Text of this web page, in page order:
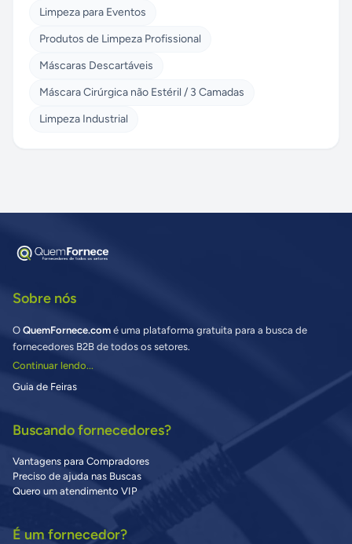
Limpeza para Eventos
Produtos de Limpeza Profissional
Máscaras Descartáveis
Máscara Cirúrgica não Estéril / 3 Camadas
Limpeza Industrial
Sobre nós
O QuemFornece.com é uma plataforma gratuita para a busca de
fornecedores B2B de todos os setores.
Continuar lendo...
Guia de Feiras
Buscando fornecedores?
Vantagens para Compradores
Preciso de ajuda nas Buscas
Quero um atendimento VIP
É um fornecedor?